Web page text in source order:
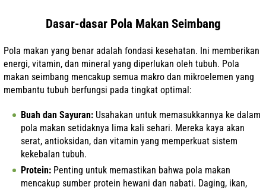
Dasar-dasar Pola Makan Seimbang
Pola makan yang benar adalah fondasi kesehatan. Ini memberikan
energi, vitamin, dan mineral yang diperlukan oleh tubuh. Pola
makan seimbang mencakup semua makro dan mikroelemen yang
membantu tubuh berfungsi pada tingkat optimal:
Buah dan Sayuran: Usahakan untuk memasukkannya ke dalam
pola makan setidaknya lima kali sehari. Mereka kaya akan
serat, antioksidan, dan vitamin yang memperkuat sistem
kekebalan tubuh.
Protein: Penting untuk memastikan bahwa pola makan
mencakup sumber protein hewani dan nabati. Daging, ikan,